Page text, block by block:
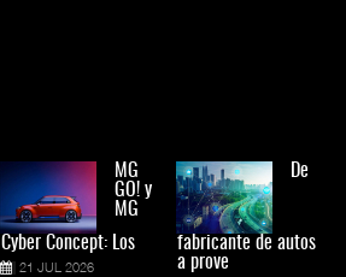
MG
GO! y
MG
Cyber Concept: Los
21 JUL 2026
De
fabricante de autos
a prove